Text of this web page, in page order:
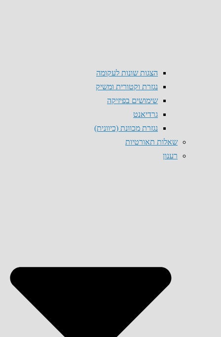
הצגות שונות לעקומה
נגזרת וקטורית ומשיק
שימושים בפיזיקה
גרדיאנט
נגזרת מכוונת (כיוונית)
שאלות תאורטיות
רענון